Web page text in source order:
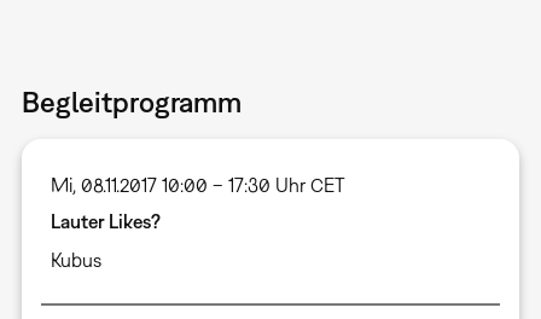
Begleitprogramm
Mi, 08.11.2017 10:00 – 17:30 Uhr CET
Lauter Likes?
Kubus